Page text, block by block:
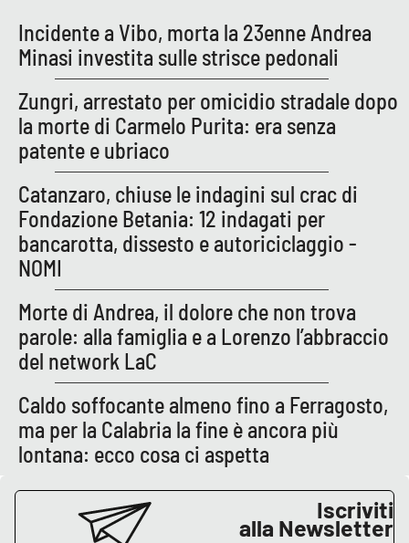
LAC
NETWORK
Lacplay.it
Lactv.it
Laconair.it
Lacitymag.it
Ilreggino.it
Ilvibonese.it
Incidente a Vibo, morta la 23enne Andrea
Minasi investita sulle strisce pedonali
Zungri, arrestato per omicidio stradale dopo
la morte di Carmelo Purita: era senza
patente e ubriaco
Catanzaro, chiuse le indagini sul crac di
Fondazione Betania: 12 indagati per
bancarotta, dissesto e autoriciclaggio -
NOMI
Morte di Andrea, il dolore che non trova
parole: alla famiglia e a Lorenzo l’abbraccio
del network LaC
Caldo soffocante almeno fino a Ferragosto,
ma per la Calabria la fine è ancora più
lontana: ecco cosa ci aspetta
Iscriviti
alla Newsletter